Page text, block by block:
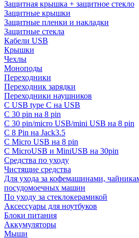
Защитная крышка + защитное стекло
Защитные крышки
Защитные пленки и накладки
Защитные стекла
Кабели USB
Крышки
Чехлы
Моноподы
Переходники
Переходник зарядки
Переходники наушников
С USB type C на USB
С 30 pin на 8 pin
С 30 pin/micro USB/mini USB на 8 pin
С 8 Pin на Jack3.5
С Micro USB на 8 pin
С MicroUSB и MiniUSB на 30pin
Средства по уходу
Чистящие средства
Для ухода за кофемашинами,
посудомоечных машин
По уходу за стеклокерамикой
Аксессуары для ноутбуков
Блоки питания
Аккумуляторы
Мыши